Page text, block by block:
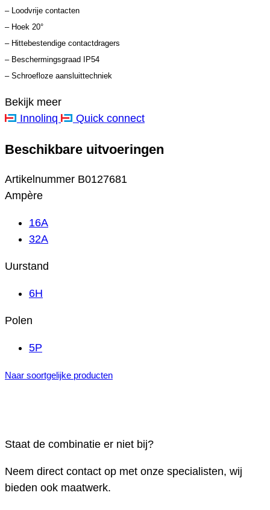
– Loodvrije contacten
– Hoek 20°
– Hittebestendige contactdragers
– Beschermingsgraad IP54
– Schroefloze aansluittechniek
Bekijk meer
Innolinq
Quick connect
Beschikbare uitvoeringen
Artikelnummer B0127681
Ampère
16A
32A
Uurstand
6H
Polen
5P
Naar soortgelijke producten
Staat de combinatie er niet bij?
Neem direct contact op met onze specialisten, wij
bieden ook maatwerk.